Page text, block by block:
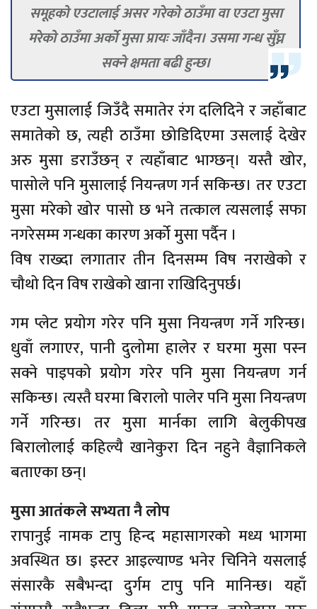
समूहको एउटालाई असर गरेको ठाउँमा वा एउटा मुसा
मरेको ठाउँमा अर्को मुसा प्रायः जाँदैन। उसमा गन्ध सुँघ्न
सक्ने क्षमता बढी हुन्छ।
एउटा मुसालाई जिउँदै समातेर रंग दलिदिने र जहाँबाट
समातेको छ, त्यही ठाउँमा छोडिदिएमा उसलाई देखेर
अरु मुसा डराउँछन् र त्यहाँबाट भाग्छन्। यस्तै खोर,
पासोले पनि मुसालाई नियन्त्रण गर्न सकिन्छ। तर एउटा
मुसा मरेको खोर पासो छ भने तत्काल त्यसलाई सफा
नगरेसम्म गन्धका कारण अर्को मुसा पर्दैन ।
विष राख्दा लगातार तीन दिनसम्म विष नराखेको र
चौथो दिन विष राखेको खाना राखिदिनुपर्छ।
गम प्लेट प्रयोग गरेर पनि मुसा नियन्त्रण गर्ने गरिन्छ।
धुवाँ लगाएर, पानी दुलोमा हालेर र घरमा मुसा पस्न
सक्ने पाइपको प्रयोग गरेर पनि मुसा नियन्त्रण गर्न
सकिन्छ। त्यस्तै घरमा बिरालो पालेर पनि मुसा नियन्त्रण
गर्ने गरिन्छ। तर मुसा मार्नका लागि बेलुकीपख
बिरालोलाई कहिल्यै खानेकुरा दिन नहुने वैज्ञानिकले
बताएका छन्।
मुसा आतंकले सभ्यता नै लोप
रापानुई नामक टापु हिन्द महासागरको मध्य भागमा
अवस्थित छ। इस्टर आइल्याण्ड भनेर चिनिने यसलाई
संसारकै सबैभन्दा दुर्गम टापु पनि मानिन्छ। यहाँ